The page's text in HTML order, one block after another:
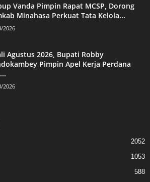
Vanda Pimpin Rapat MCSP, Dorong
Minahasa Perkuat Tata Kelola...
2026
Agustus 2026, Bupati Robby
Pimpin Apel Kerja Perdana
2026
2052
1053
588